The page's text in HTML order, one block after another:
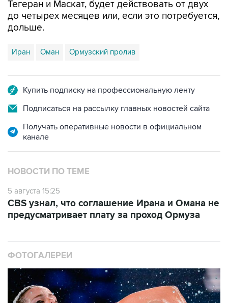
Тегеран и Маскат, будет действовать от двух
до четырех месяцев или, если это потребуется,
дольше.
Иран Оман Ормузский пролив
Купить подписку на профессиональную ленту
Подписаться на рассылку главных новостей сайта
Получать оперативные новости в официальном
канале
НОВОСТИ ПО ТЕМЕ
5 августа 15:25
CBS узнал, что соглашение Ирана и Омана не
предусматривает плату за проход Ормуза
ФОТОГАЛЕРЕИ